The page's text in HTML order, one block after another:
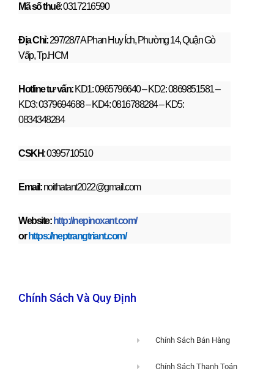
Mã số thuế: 0317216590
Địa Chỉ:297/28/7A Phan Huy Ích, Phường 14, Quận Gò
Vấp, Tp.HCM
Hotline tư vấn:KD1: 0965796640 – KD2: 0869851581 –
KD3: 0379694688 – KD4: 0816788284 – KD5:
0834348284
CSKH: 0395710510
Email:noithatant2022@gmail.com
Website: http://nepinoxant.com/
or https://neptrangtriant.com/
Chính Sách Và Quy Định
Chính Sách Bán Hàng
Chính Sách Thanh Toán